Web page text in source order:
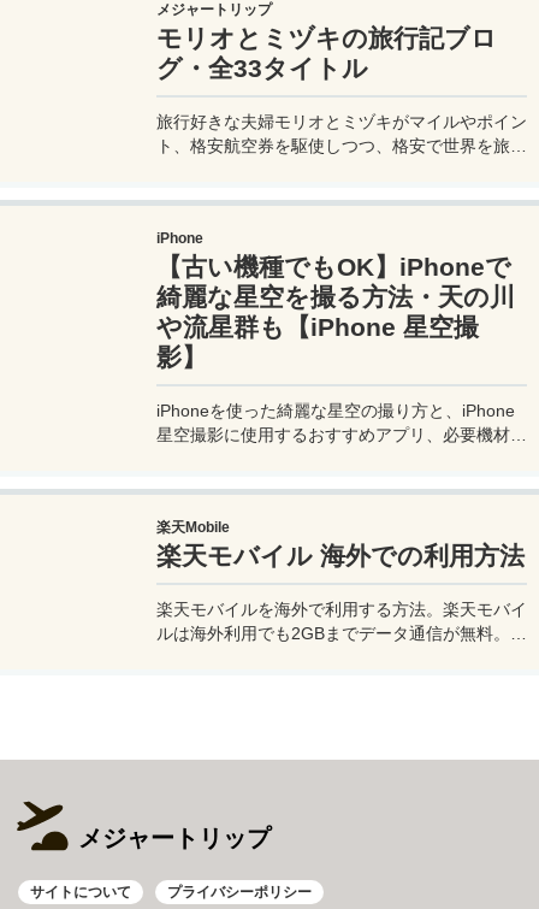
法を知って、現地での移動に備えよう。
メジャートリップ
モリオとミヅキの旅行記ブロ
グ・全33タイトル
旅行好きな夫婦モリオとミヅキがマイルやポイン
ト、格安航空券を駆使しつつ、格安で世界を旅す
便利な情報、かかった費用など様々な情報をお届
け！夫婦喧嘩あり、ホロッと涙することもあり、
中年夫婦の等身大旅行記ブログ。
iPhone
【古い機種でもOK】iPhoneで
綺麗な星空を撮る方法・天の川
や流星群も【iPhone 星空撮
影】
iPhoneを使った綺麗な星空の撮り方と、iPhone
星空撮影に使用するおすすめアプリ、必要機材な
ば流星群の流れ星も撮影可能なので、iPhoneで
綺麗な星空撮影をしたいときはチャレンジしてみ
よう。
楽天Mobile
楽天モバイル 海外での利用方法
楽天モバイルを海外で利用する方法。楽天モバイ
ルは海外利用でも2GBまでデータ通信が無料。ま
メジャートリップ
サイトについて プライバシーポリシー